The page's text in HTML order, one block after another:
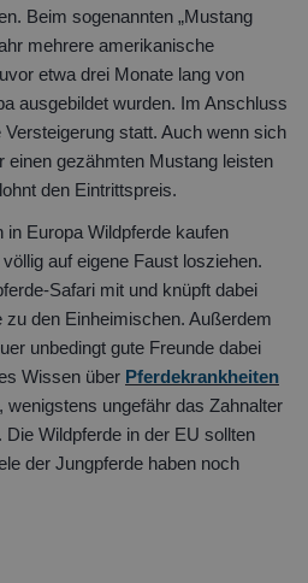
Beim sogenannten „Mustang
mehrere amerikanische
etwa drei Monate lang von
ausgebildet wurden. Im Anschluss
statt. Auch wenn sich
einen gezähmten Mustang leisten
den Eintrittspreis.
in Europa Wildpferde kaufen
auf eigene Faust losziehen.
Safari mit und knüpft dabei
den Einheimischen. Außerdem
unbedingt gute Freunde dabei
Wissen über Pferdekrankheiten
wenigstens ungefähr das Zahnalter
Wildpferde in der EU sollten
der Jungpferde haben noch